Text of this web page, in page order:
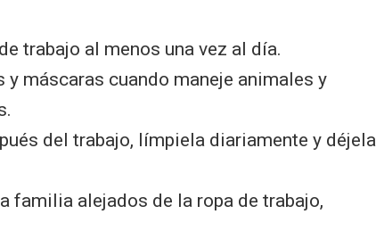
trabajo al menos una vez al día.
y máscaras cuando maneje animales y
del trabajo, límpiela diariamente y déjela
familia alejados de la ropa de trabajo,